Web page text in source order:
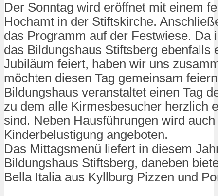
Der Sonntag wird eröffnet mit einem
Hochamt in der Stiftskirche.
das Programm auf der Festwiese. Da
das Bildungshaus Stiftsberg ebenfalls
Jubiläum feiert, haben wir uns
möchten diesen Tag gemeinsam
Bildungshaus veranstaltet einen Tag
zu dem alle Kirmesbesucher herzlich
sind. Neben Hausführungen wird auch
Kinderbelustigung angeboten.
Das Mittagsmenü liefert in diesem
Bildungshaus Stiftsberg, daneben
Bella Italia aus Kyllburg Pizzen und